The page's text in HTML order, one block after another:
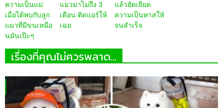
ความเป็นแม่
เมื่อได้พบกับลูก
แมวที่มีขนเหมือ
นมันเป๊ะๆ
แมวมาไม่ถึง 3
เดือน ติดแอร์ให้
เฉย
แล้วยัดเยียด
ความเป็นทาสให้
จนสำเร็จ
เรื่องที่คุณไม่ควรพลาด...